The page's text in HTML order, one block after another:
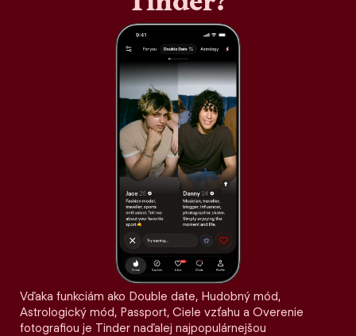
Vďaka funkciám ako Double date, Hudobný mód,
Astrologický mód, Passport, Ciele vzťahu a Overenie
fotografiou je Tinder naďalej najpopulárnejšou